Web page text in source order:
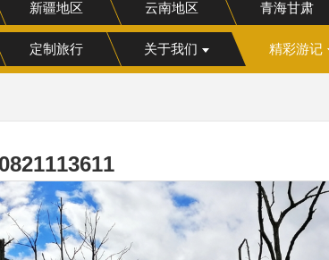
新疆地区 云南地区 青海甘肃
定制旅行 关于我们 精彩游记